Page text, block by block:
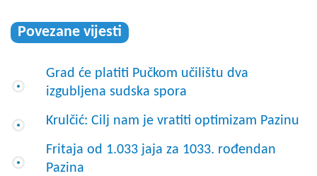
Povezane vijesti
Grad će platiti Pučkom učilištu dva
izgubljena sudska spora
Krulčić: Cilj nam je vratiti optimizam Pazinu
Fritaja od 1.033 jaja za 1033. rođendan
Pazina